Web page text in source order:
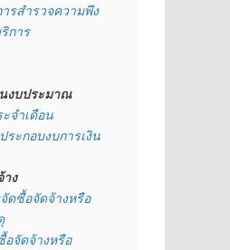
รสำรวจความพึง
การ
งบประมาณ
จำเดือน
ระกอบงบการเงิน
ง
ดซื้อจัดจ้างหรือ
จัดจ้างหรือ